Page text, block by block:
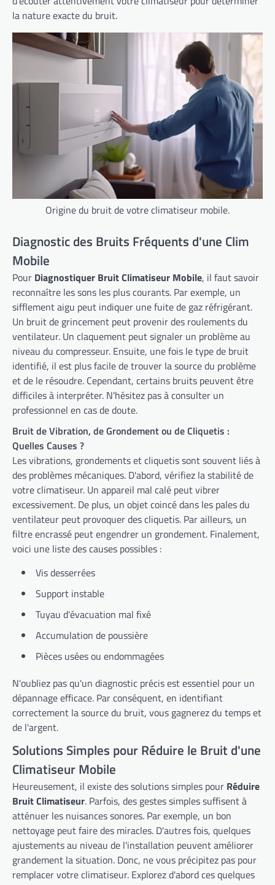
la nature exacte du bruit.
Origine du bruit de votre climatiseur mobile.
Diagnostic des Bruits Fréquents d'une Clim
Mobile
Pour Diagnostiquer Bruit Climatiseur Mobile, il faut savoir
reconnaître les sons les plus courants. Par exemple, un
sifflement aigu peut indiquer une fuite de gaz réfrigérant.
Un bruit de grincement peut provenir des roulements du
ventilateur. Un claquement peut signaler un problème au
niveau du compresseur. Ensuite, une fois le type de bruit
identifié, il est plus facile de trouver la source du problème
et de le résoudre. Cependant, certains bruits peuvent être
difficiles à interpréter. N'hésitez pas à consulter un
professionnel en cas de doute.
Bruit de Vibration, de Grondement ou de Cliquetis :
Quelles Causes ?
Les vibrations, grondements et cliquetis sont souvent liés à
des problèmes mécaniques. D'abord, vérifiez la stabilité de
votre climatiseur. Un appareil mal calé peut vibrer
excessivement. De plus, un objet coincé dans les pales du
ventilateur peut provoquer des cliquetis. Par ailleurs, un
filtre encrassé peut engendrer un grondement. Finalement,
voici une liste des causes possibles :
Vis desserrées
Support instable
Tuyau d'évacuation mal fixé
Accumulation de poussière
Pièces usées ou endommagées
N'oubliez pas qu'un diagnostic précis est essentiel pour un
dépannage efficace. Par conséquent, en identifiant
correctement la source du bruit, vous gagnerez du temps et
de l'argent.
Solutions Simples pour Réduire le Bruit d'une
Climatiseur Mobile
Heureusement, il existe des solutions simples pour Réduire
Bruit Climatiseur. Parfois, des gestes simples suffisent à
atténuer les nuisances sonores. Par exemple, un bon
nettoyage peut faire des miracles. D'autres fois, quelques
ajustements au niveau de l'installation peuvent améliorer
grandement la situation. Donc, ne vous précipitez pas pour
remplacer votre climatiseur. Explorez d'abord ces quelques